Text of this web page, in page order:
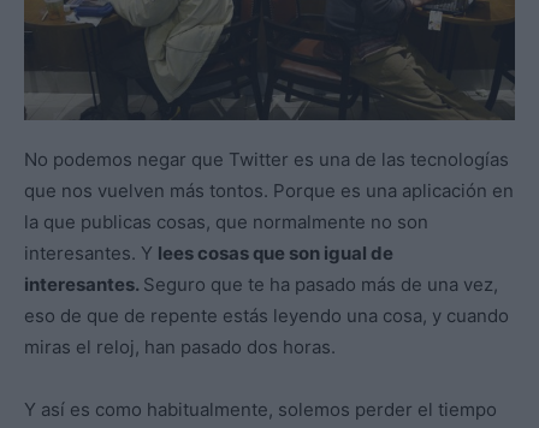
No podemos negar que Twitter es una de las tecnologías
que nos vuelven más tontos. Porque es una aplicación en
la que publicas cosas, que normalmente no son
interesantes. Y lees cosas que son igual de
interesantes. Seguro que te ha pasado más de una vez,
eso de que de repente estás leyendo una cosa, y cuando
miras el reloj, han pasado dos horas.
Y así es como habitualmente, solemos perder el tiempo